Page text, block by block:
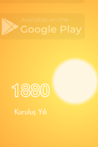
1880
Kuruluş Yılı